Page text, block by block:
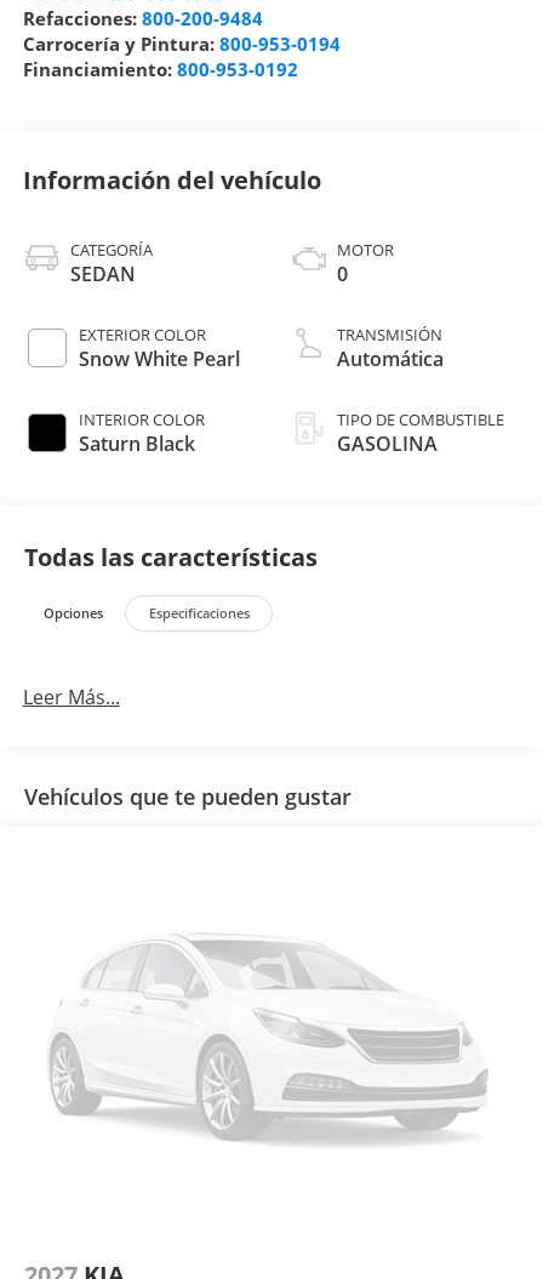
Refacciones: 800-200-9484
Carrocería y Pintura: 800-953-0194
Financiamiento: 800-953-0192
Información del vehículo
CATEGORÍA
SEDAN
EXTERIOR COLOR
Snow White Pearl
INTERIOR COLOR
Saturn Black
MOTOR
0
TRANSMISIÓN
Automática
TIPO DE COMBUSTIBLE
GASOLINA
Todas las características
Opciones Especificaciones
Leer Más...
Vehículos que te pueden gustar